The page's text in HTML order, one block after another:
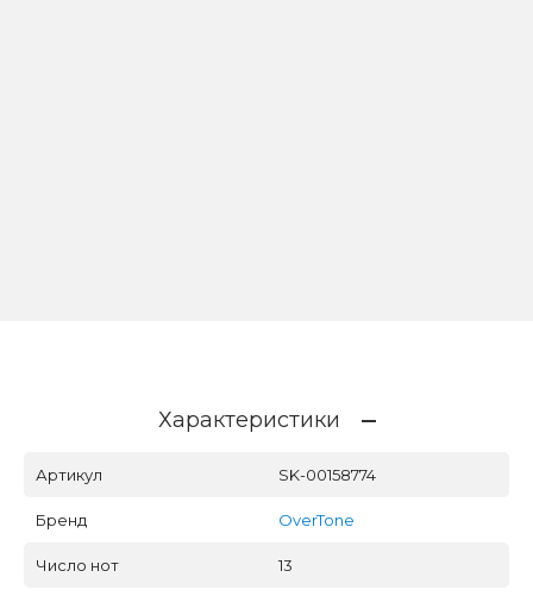
Характеристики
Артикул SK-00158774
Бренд OverTone
Число нот 13